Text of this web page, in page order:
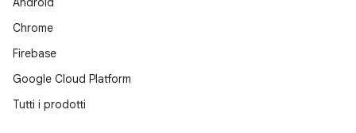
Chrome
Firebase
Google Cloud Platform
Tutti i prodotti